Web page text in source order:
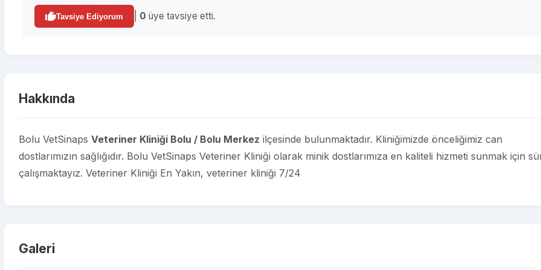
Tavsiye Ediyorum 0 üye tavsiye etti.
Hakkında
Bolu VetSinaps Veteriner Kliniği Bolu / Bolu Merkez ilçesinde bulunmaktadır. Kliniğimizde önceliğimiz can
dostlarımızın sağlığıdır. Bolu VetSinaps Veteriner Kliniği olarak minik dostlarımıza en kaliteli hizmeti sunmak için
çalışmaktayız. Veteriner Kliniği En Yakın, veteriner kliniği 7/24
Galeri